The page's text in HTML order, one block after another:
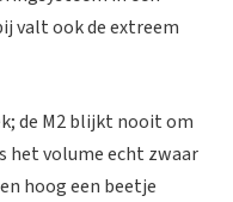
valt ook de extreem
de M2 blijkt nooit om
het volume echt zwaar
hoog een beetje